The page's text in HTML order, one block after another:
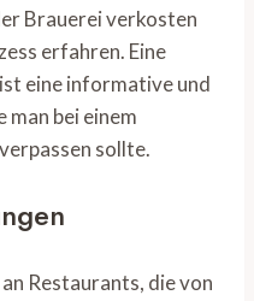
Brauerei verkosten
erfahren. Eine
eine informative und
bei einem
sollte.
Restaurants, die von